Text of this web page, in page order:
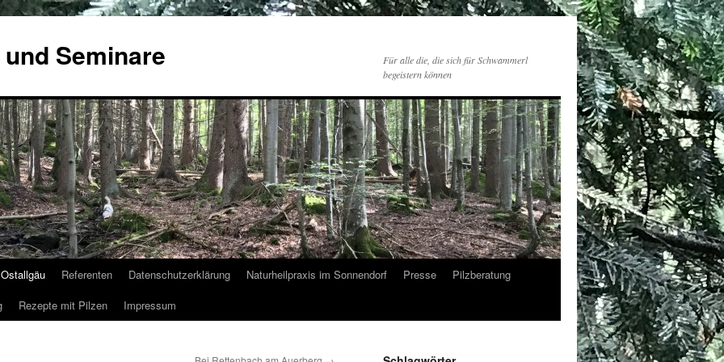
Seminare
Für alle die, die sich für Schwammerl
begeistern können
Referenten Datenschutzerklärung Naturheilpraxis im Sonnendorf Presse
Pilzberatung
Rezepte mit Pilzen Impressum